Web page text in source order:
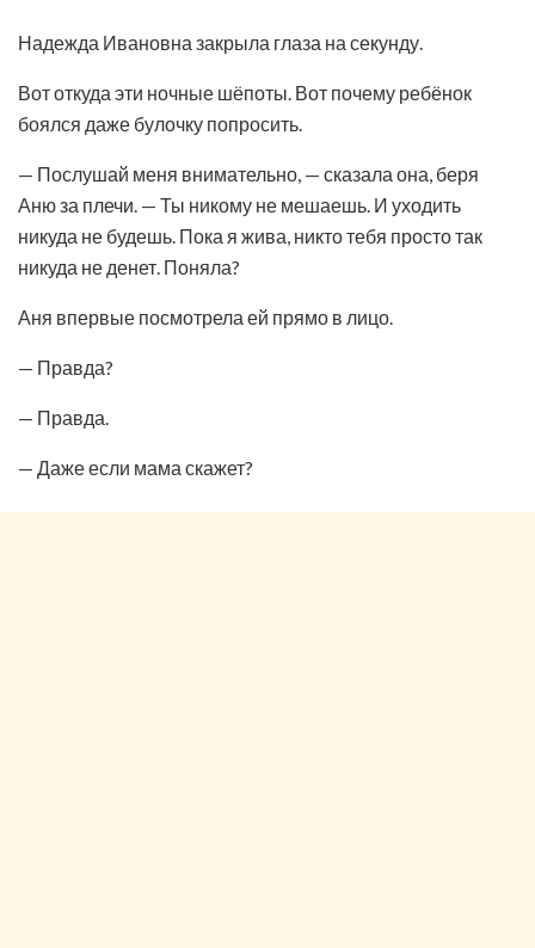
Надежда Ивановна закрыла глаза на секунду.
Вот откуда эти ночные шёпоты. Вот почему ребёнок
боялся даже булочку попросить.
— Послушай меня внимательно, — сказала она, беря
Аню за плечи. — Ты никому не мешаешь. И уходить
никуда не будешь. Пока я жива, никто тебя просто так
никуда не денет. Поняла?
Аня впервые посмотрела ей прямо в лицо.
— Правда?
— Правда.
— Даже если мама скажет?